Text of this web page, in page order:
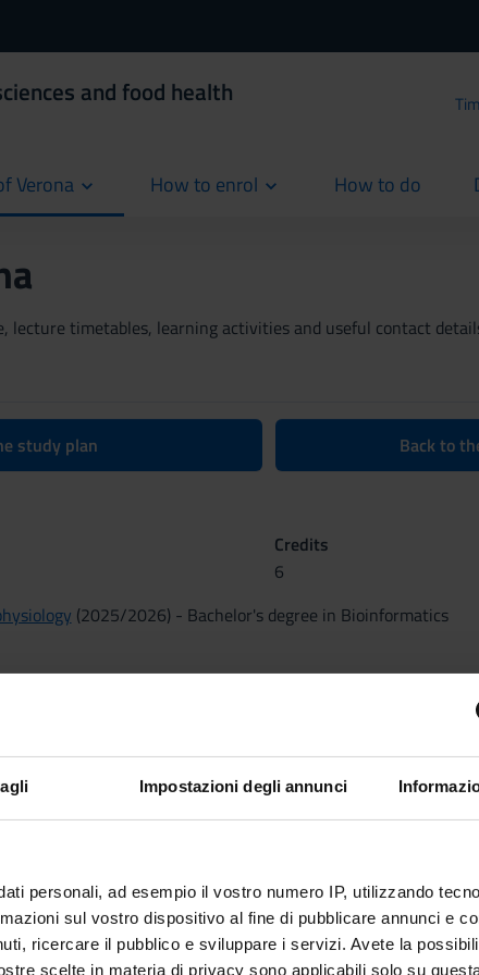
Impostazioni degli annunci
personali, ad esempio il vostro numero IP, utilizzando
sul vostro dispositivo al fine di pubblicare annunci e
ricercare il pubblico e sviluppare i servizi. Avete la
scelte in materia di privacy sono applicabili solo su
and food health
Verona How to enrol How to do
current
lecture timetables, learning activities and useful contact
study plan Back to
Credits
6
(2025/2026) - Bachelor's degree in Bioinformatics